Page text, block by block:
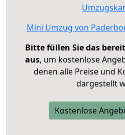
Mini Umzug von
Bitte füllen Sie das
aus, um kostenlose
denen alle Preise und
dargestellt
Kostenlose